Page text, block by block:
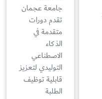
جامعة عجمان
تقدم دورات
متقدمة في
الذكاء
الاصطناعي
التوليدي لتعزيز
قابلية توظيف
الطلبة